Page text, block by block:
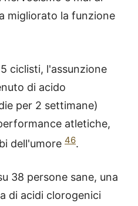
migliorato la funzione
ciclisti, l'assunzione
di acido
per 2 settimane)
atletiche,
dell'umore 46.
38 persone sane, una
di acidi clorogenici